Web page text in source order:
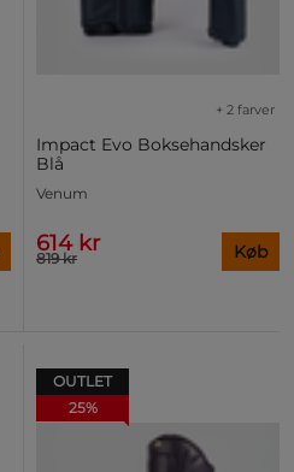
Impact Evo Boksehandsker
Blå
+ 2 farver
Venum
614 kr
819 kr Køb
OUTLET
25%